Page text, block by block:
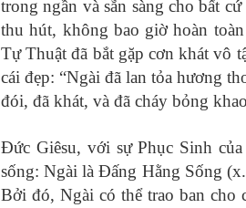
trong ngần và sẵn sàng cho bất
thu hút, không bao giờ hoàn
Tự Thuật đã bắt gặp cơn khát vô
cái đẹp: “Ngài đã lan tỏa hương
đói, đã khát, và đã cháy bỏng
Đức Giêsu, với sự Phục Sinh
sống: Ngài là Đấng Hằng Sống
Bởi đó, Ngài có thể trao ban cho